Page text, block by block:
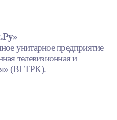
унитарное предприятие
телевизионная и
(ВГТРК).